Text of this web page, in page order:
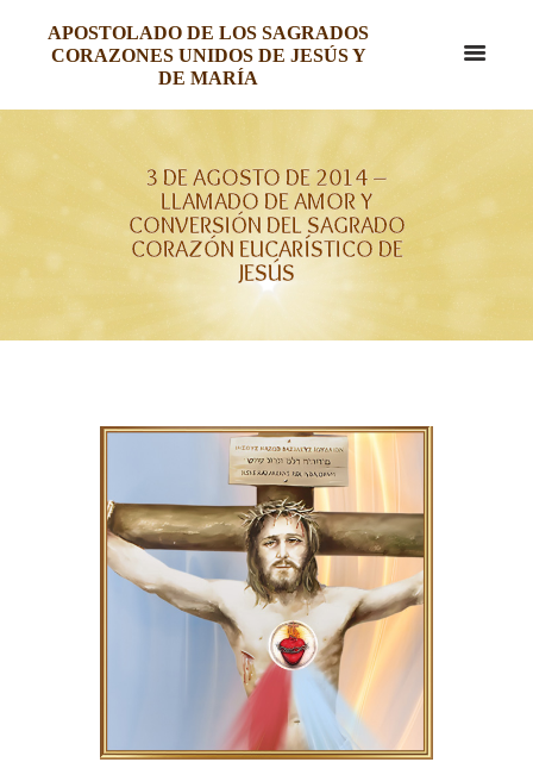
APOSTOLADO DE LOS SAGRADOS
CORAZONES UNIDOS DE JESÚS Y
DE MARÍA
3 DE AGOSTO DE 2014 –
LLAMADO DE AMOR Y
CONVERSIÓN DEL SAGRADO
CORAZÓN EUCARÍSTICO DE
JESÚS